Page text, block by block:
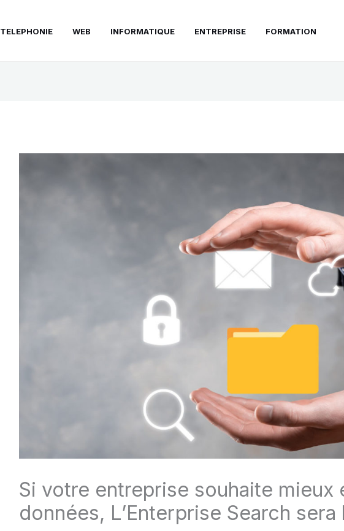
TELEPHONIE WEB INFORMATIQUE ENTREPRISE FORMATION
Si votre entreprise souhaite mieux
données, L’Enterprise Search sera